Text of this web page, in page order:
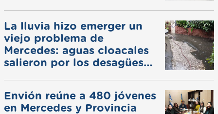
La lluvia hizo emerger un
viejo problema de
Mercedes: aguas cloacales
salieron por los desagües
Envión reúne a 480 jóvenes
en Mercedes y Provincia